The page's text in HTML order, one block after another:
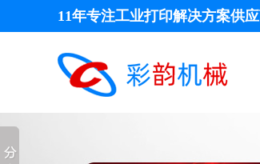
11年专注工业打印解决方案供